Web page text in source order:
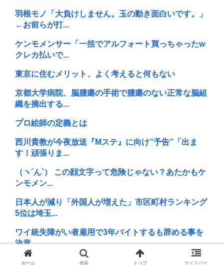
羽根モノ「大負けしません。玉の動き面白いです。」
←お前らが打...
ケンモメンサー「一括でアルフォート買っちゃったw
クレカ払いで...
東京に住むメリット、よく考えると何もない
京都大学病院、脳腫瘍の手術で腫瘍のない正常な脳組
織を摘出する...
プロ絵師の定義とは
西川貴教が今夜放送『Mステ』に向け”予告”「出ま
す！頑張りま...
（ヽ´ん`） この顔文字って危険じゃない？あたかもケ
ンモメン...
日本人が減り「外国人が増えた」市区町村ランキング
5位は埼玉...
ワイ統失障がい者雇用で3年バイトするも辞める事を
決意
【正論】映画通「吹き替えは絶対ダメ。生の演技を聞
ホーム 検索 トップ サイドバー